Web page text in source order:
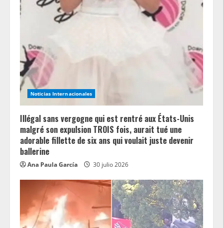
e
d
i
n
g
Noticias Internacionales
Illégal sans vergogne qui est rentré aux États-Unis
malgré son expulsion TROIS fois, aurait tué une
adorable fillette de six ans qui voulait juste devenir
ballerine
Ana Paula García 30 julio 2026